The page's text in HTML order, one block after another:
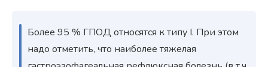
Более 95 % ГПОД относятся к типу I. При этом
надо отметить, что наиболее тяжелая